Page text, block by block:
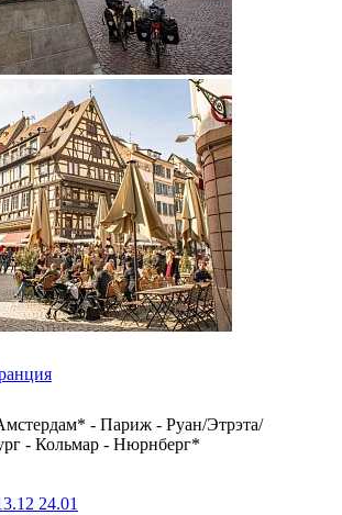
- Париж - Руан/Этрэта/
- Кольмар - Нюрнберг*
24.01